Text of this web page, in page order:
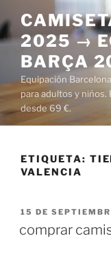
al
contenido
2025 →
BARÇA
Equipación
para adultos y niños.
desde 69 €.
ETIQUETA:
VALENCIA
PUBLICADO
15 DE
comprar